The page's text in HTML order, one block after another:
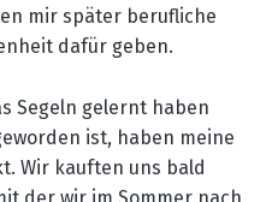
mir später berufliche
dafürgeben.
Segeln gelernt haben
ist, haben meine
. Wir kauften uns bald